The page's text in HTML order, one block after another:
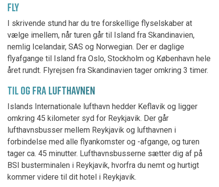
FLY
I skrivende stund har du tre forskellige flyselskaber at
vælge imellem, når turen går til Island fra Skandinavien,
nemlig Icelandair, SAS og Norwegian. Der er daglige
flyafgange til Island fra Oslo, Stockholm og København hele
året rundt. Flyrejsen fra Skandinavien tager omkring 3 timer.
TIL OG FRA LUFTHAVNEN
Islands Internationale lufthavn hedder Keflavik og ligger
omkring 45 kilometer syd for Reykjavik. Der går
lufthavnsbusser mellem Reykjavik og lufthavnen i
forbindelse med alle flyankomster og -afgange, og turen
tager ca. 45 minutter. Lufthavnsbusserne sætter dig af på
BSI busterminalen i Reykjavik, hvorfra du nemt og hurtigt
kommer videre til dit hotel i Reykjavik.